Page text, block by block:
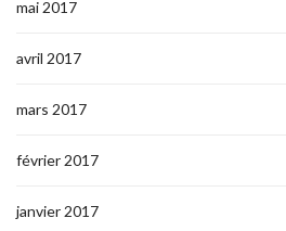
mai 2017
avril 2017
mars 2017
février 2017
janvier 2017